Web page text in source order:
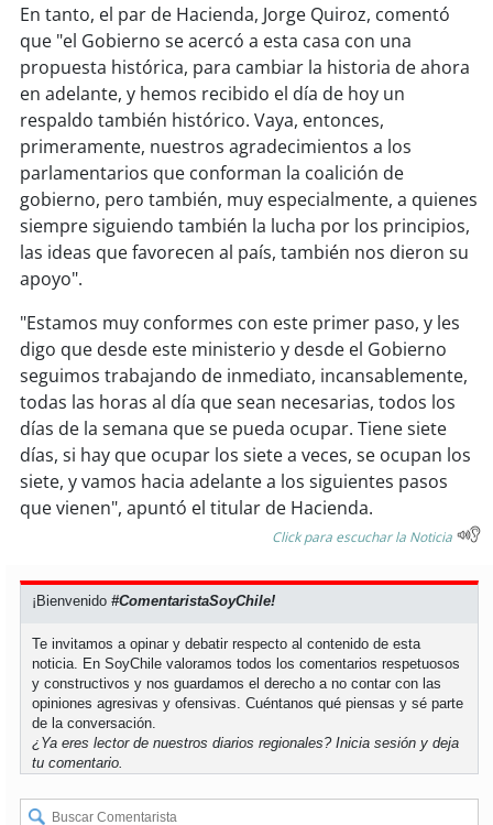
En tanto, el par de Hacienda, Jorge Quiroz, comentó
que "el Gobierno se acercó a esta casa con una
propuesta histórica, para cambiar la historia de ahora
en adelante, y hemos recibido el día de hoy un
respaldo también histórico. Vaya, entonces,
primeramente, nuestros agradecimientos a los
parlamentarios que conforman la coalición de
gobierno, pero también, muy especialmente, a quienes
siempre siguiendo también la lucha por los principios,
las ideas que favorecen al país, también nos dieron su
apoyo".
"Estamos muy conformes con este primer paso, y les
digo que desde este ministerio y desde el Gobierno
seguimos trabajando de inmediato, incansablemente,
todas las horas al día que sean necesarias, todos los
días de la semana que se pueda ocupar. Tiene siete
días, si hay que ocupar los siete a veces, se ocupan los
siete, y vamos hacia adelante a los siguientes pasos
que vienen", apuntó el titular de Hacienda.
Click para escuchar la Noticia
¡Bienvenido#ComentaristaSoyChile!
Te invitamos a opinar y debatir respecto al contenido de esta
noticia. En SoyChile valoramos todos los comentarios respetuosos
y constructivos y nos guardamos el derecho a no contar con las
opiniones agresivas y ofensivas. Cuéntanos qué piensas y sé parte
de la conversación.
¿Ya eres lector de nuestros diarios regionales?Inicia sesión y deja
tu comentario.